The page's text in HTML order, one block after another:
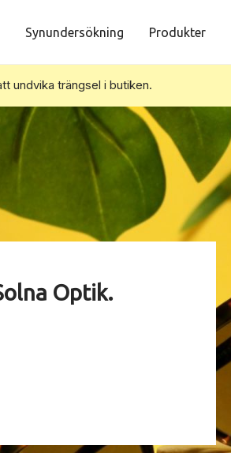
Synundersökning Produkter
undvika trängsel i butiken.
Optik.